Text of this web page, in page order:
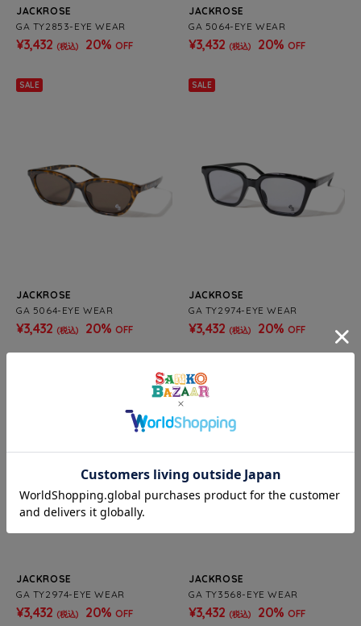
JACKROSE
GA TY2853-EYE WEAR
¥3,432 (税込) 20% OFF
JACKROSE
GA 5064-EYE WEAR
¥3,432 (税込) 20% OFF
SALE
JACKROSE
GA 5064-EYE WEAR
¥3,432 (税込) 20% OFF
SALE
JACKROSE
GA TY2974-EYE WEAR
¥3,432 (税込) 20% OFF
JACKROSE
GA TY2974-EYE WEAR
¥3,432 (税込) 20% OFF
JACKROSE
GA TY3568-EYE WEAR
¥3,432 (税込) 20% OFF